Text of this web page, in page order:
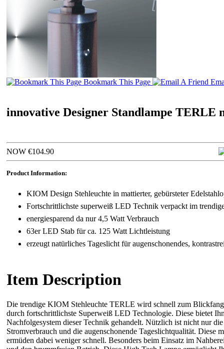
Bookmark This Page
innovative Designer Standlampe TERLE
NOW €104.90
Product Information:
KIOM Design Stehleuchte in mattierter, gebürsteter
Fortschrittlichste superweiß LED Technik verpackt im
energiesparend da nur 4,5 Watt Verbrauch
63er LED Stab für ca. 125 Watt Lichtleistung
erzeugt natürliches Tageslicht für augenschonendes,
Item Description
Die trendige KIOM Stehleuchte TERLE wird schnell zum Blickfang
durch fortschrittlichste Superweiß LED Technologie. Diese bietet
Nachfolgesystem dieser Technik gehandelt. Nützlich ist nicht nur
Stromverbrauch und die augenschonende Tageslichtqualität. Diese
ermüden dabei weniger schnell. Besonders beim Einsatz im